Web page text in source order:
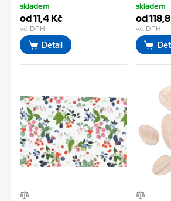
skladem
od 11,4 Kč
vč. DPH
Detail
skladem
od
vč. DPH